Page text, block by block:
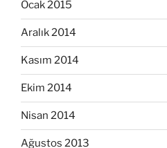
Ocak 2015
Aralık 2014
Kasım 2014
Ekim 2014
Nisan 2014
Ağustos 2013